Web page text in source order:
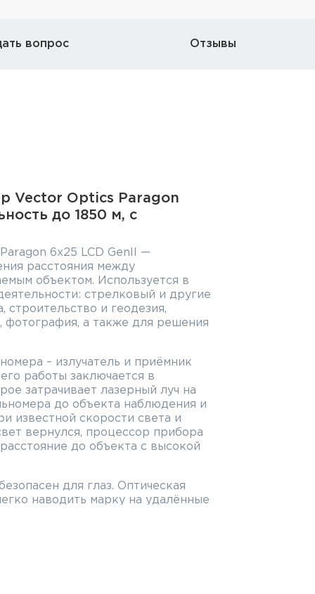
вопрос Отзывы
Vector Optics Paragon
до 1850 м, с
6x25 LCD GenII —
расстояния между
объектом. Используется в
стрелковый и другие
строительство и геодезия,
фотография, а также для решения
– излучатель и приёмник
работы заключается в
затрачивает лазерный луч на
до объекта наблюдения и
известной скорости света и
вернулся, процессор прибора
до объекта с высокой
для глаз. Оптическая
наводить марку на удалённые